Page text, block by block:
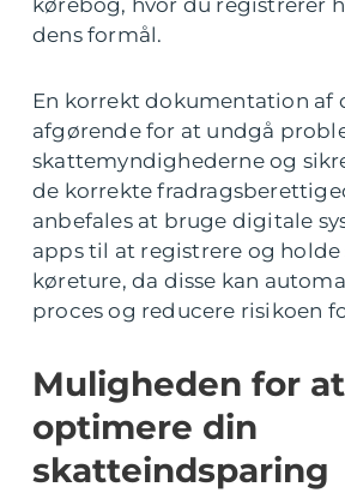
kørebog, hvor du registrerer
dens formål.
En korrekt dokumentation af
afgørende for at undgå
skattemyndighederne og
de korrekte
anbefales at bruge digitale
apps til at registrere og
køreture, da disse kan
proces og reducere risikoen
Muligheden for at
optimere din
skatteindsparing